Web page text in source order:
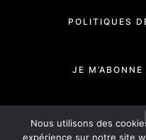
POLITIQUES
JE
Nous utilisons des
expérience sur notre site